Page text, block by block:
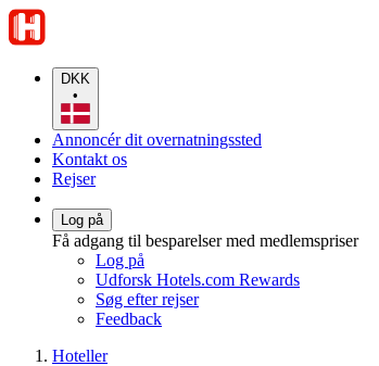
DKK
•
Annoncér dit overnatningssted
Kontakt os
Rejser
Log på
Få adgang til besparelser med medlemspriser
Log på
Udforsk Hotels.com Rewards
Søg efter rejser
Feedback
Hoteller